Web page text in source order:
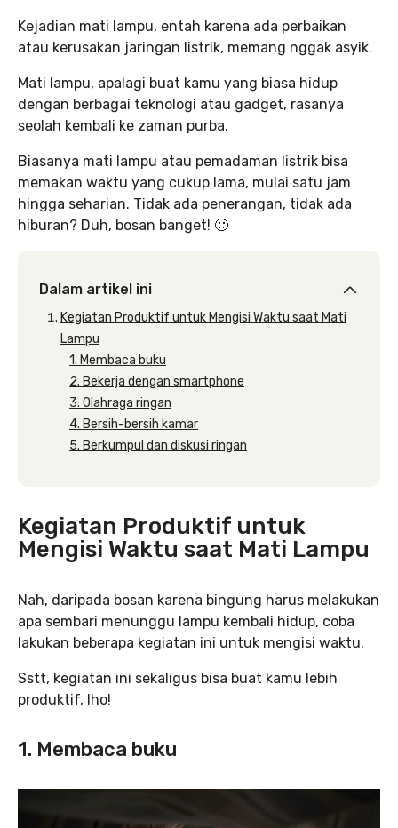
Kejadian mati lampu, entah karena ada perbaikan
atau kerusakan jaringan listrik, memang nggak asyik.
Mati lampu, apalagi buat kamu yang biasa hidup
dengan berbagai teknologi atau gadget, rasanya
seolah kembali ke zaman purba.
Biasanya mati lampu atau pemadaman listrik bisa
memakan waktu yang cukup lama, mulai satu jam
hingga seharian. Tidak ada penerangan, tidak ada
hiburan? Duh, bosan banget! 🙁
Dalam artikel ini
Kegiatan Produktif untuk Mengisi Waktu saat Mati
Lampu
1. Membaca buku
2. Bekerja dengan smartphone
3. Olahraga ringan
4. Bersih-bersih kamar
5. Berkumpul dan diskusi ringan
Kegiatan Produktif untuk
Mengisi Waktu saat Mati Lampu
Nah, daripada bosan karena bingung harus melakukan
apa sembari menunggu lampu kembali hidup, coba
lakukan beberapa kegiatan ini untuk mengisi waktu.
Sstt, kegiatan ini sekaligus bisa buat kamu lebih
produktif, lho!
1. Membaca buku